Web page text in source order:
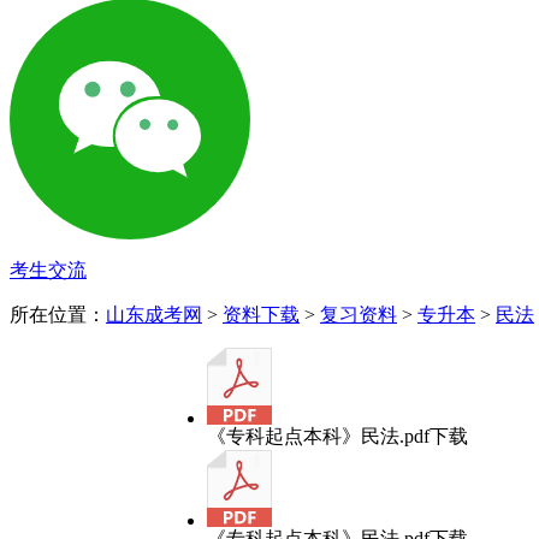
考生交流
所在位置： 山东成考网 > 资料下载 > 复习资料 > 专升本 > 民法
《专科起点本科》民法.pdf下载